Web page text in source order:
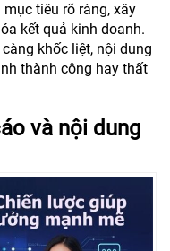
tiêu rõ ràng, xây
kết quả kinh doanh.
khốc liệt, nội dung
thành công hay thất
và nội dung